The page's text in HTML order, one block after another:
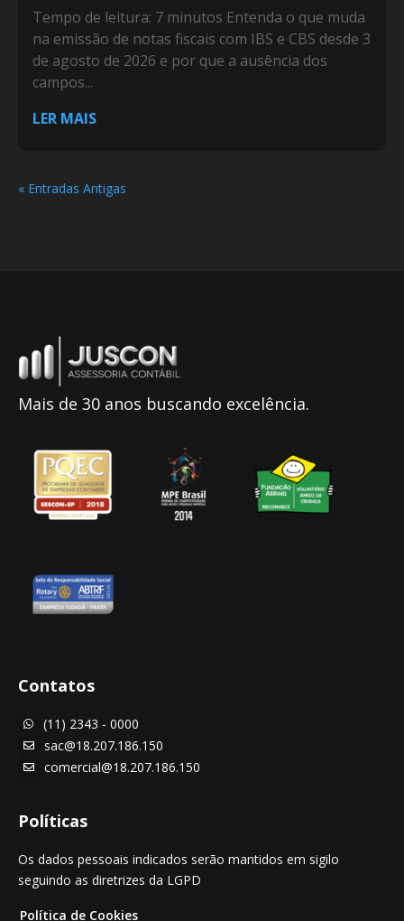
Tempo de leitura: 7 minutos Entenda o que muda
na emissão de notas fiscais com IBS e CBS desde 3
de agosto de 2026 e por que a ausência dos
campos...
LER MAIS
« Entradas Antigas
Mais de 30 anos buscando excelência.
Contatos
 (11) 2343 - 0000
 sac@18.207.186.150
 comercial@18.207.186.150
Políticas
Os dados pessoais indicados serão mantidos em sigilo
seguindo as diretrizes da LGPD
Política de Cookies